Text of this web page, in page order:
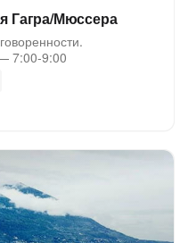
Гагра/Мюссера
7:00-9:00